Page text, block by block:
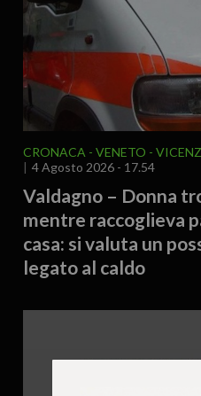
CRONACA VENETO
4 Agosto 2026 - 17.54
Valdagno – Donna
mentre raccoglieva
casa: si valuta un
legato al caldo